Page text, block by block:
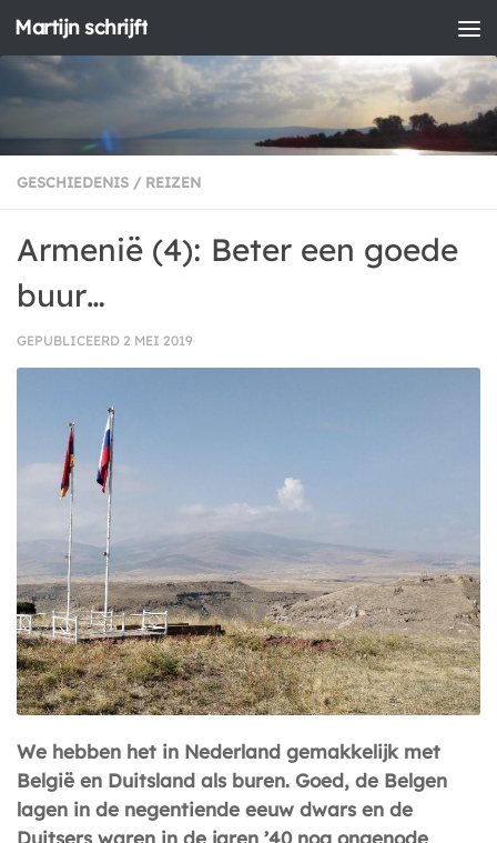
Doorgaan naar inhoud
Martijn schrijft
GESCHIEDENIS / REIZEN
Armenië (4): Beter een goede
buur…
GEPUBLICEERD 2 MEI 2019
We hebben het in Nederland gemakkelijk met
België en Duitsland als buren. Goed, de Belgen
lagen in de negentiende eeuw dwars en de
Duitsers waren in de jaren ’40 nog ongenode